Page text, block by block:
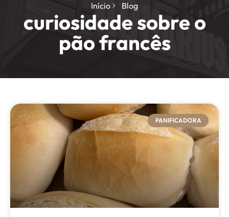
Início Blog
curiosidade sobre o
pão francês
PANIFICADORA